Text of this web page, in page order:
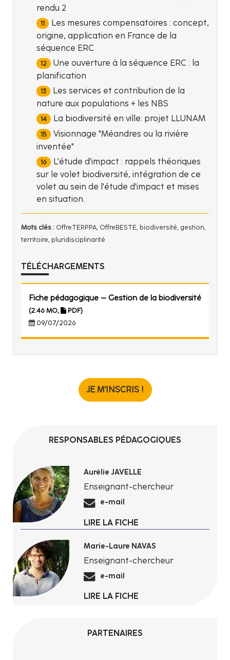
rendu 2
Les mesures compensatoires : concept,
origine, application en France de la
séquence ERC
Une ouverture à la séquence ERC : la
planification
Les services et contribution de la
nature aux populations + les NBS
La biodiversité en ville: projet LLUNAM
Visionnage "Méandres ou la rivière
inventée"
L'étude d'impact : rappels théoriques
sur le volet biodiversité, intégration de ce
volet au sein de l'étude d'impact et mises
en situation.
Mots clés : OffreTERPPA, OffreBESTE, biodiversité, gestion,
territoire, pluridisciplinarité
TÉLÉCHARGEMENTS
Fiche pédagogique – Gestion de la biodiversité
(2.46 MO,
PDF)
09/07/2026
JE M'INSCRIS !
RESPONSABLES PÉDAGOGIQUES
Aurélie JAVELLE
Enseignant-chercheur
e-mail
LIRE LA FICHE
Marie-Laure NAVAS
Enseignant-chercheur
e-mail
LIRE LA FICHE
PARTENAIRES